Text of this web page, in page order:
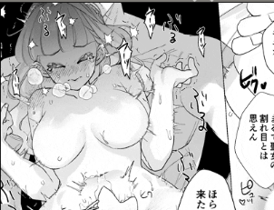
朝までいっしょにねむり
たい
お気に入り
兄弟がひたすらしてるだ
けの本
お気に入り